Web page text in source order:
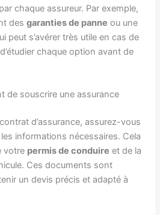
chaque assureur. Par exemple,
desgaranties de panne ou une
peut s’avérer très utile en cas de
chaque option avant de
de souscrire une assurance
d’assurance, assurez-vous
informations nécessaires. Cela
votre permis de conduire et de la
Ces documents sont
un devis précis et adapté à